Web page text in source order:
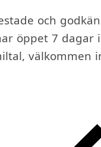
och
öppet 7 dagar
välkommen